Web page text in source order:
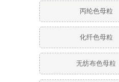
丙纶色母粒
化纤色母粒
无纺布色母粒